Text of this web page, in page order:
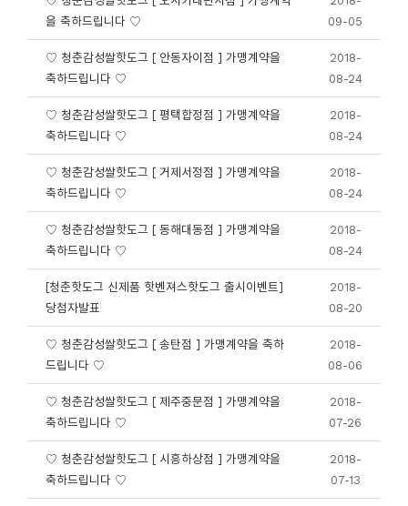
을 축하드립니다 ♡
09-05
♡ 청춘감성쌀핫도그 [ 안동자이점 ] 가맹계약을
축하드립니다 ♡
2018-
08-24
♡ 청춘감성쌀핫도그 [ 평택합정점 ] 가맹계약을
축하드립니다 ♡
2018-
08-24
♡ 청춘감성쌀핫도그 [ 거제서정점 ] 가맹계약을
축하드립니다 ♡
2018-
08-24
♡ 청춘감성쌀핫도그 [ 동해대동점 ] 가맹계약을
축하드립니다 ♡
2018-
08-24
[청춘핫도그 신제품 핫벤져스핫도그 출시이벤트]
당첨자발표
2018-
08-20
♡ 청춘감성쌀핫도그 [ 송탄점 ] 가맹계약을 축하
드립니다 ♡
2018-
08-06
♡ 청춘감성쌀핫도그 [ 제주중문점 ] 가맹계약을
축하드립니다 ♡
2018-
07-26
♡ 청춘감성쌀핫도그 [ 시흥하상점 ] 가맹계약을
축하드립니다 ♡
2018-
07-13